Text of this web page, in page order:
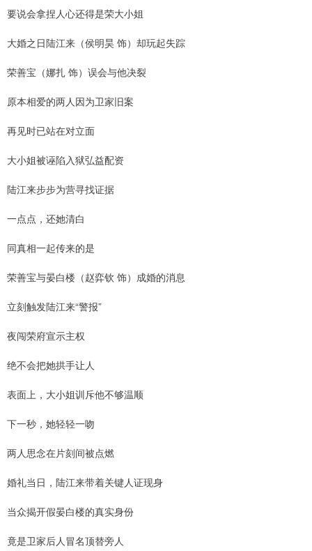
要说会拿捏人心还得是荣大小姐
大婚之日陆江来（侯明昊 饰）却玩起失踪
荣善宝（娜扎 饰）误会与他决裂
原本相爱的两人因为卫家旧案
再见时已站在对立面
大小姐被诬陷入狱弘益配资
陆江来步步为营寻找证据
一点点，还她清白
同真相一起传来的是
荣善宝与晏白楼（赵弈钦 饰）成婚的消息
立刻触发陆江来“警报”
夜闯荣府宣示主权
绝不会把她拱手让人
表面上，大小姐训斥他不够温顺
下一秒，她轻轻一吻
两人思念在片刻间被点燃
婚礼当日，陆江来带着关键人证现身
当众揭开假晏白楼的真实身份
竟是卫家后人冒名顶替旁人